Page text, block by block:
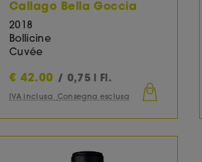
Callago Bella Goccia
2018
Bollicine
Cuvée
€ 42.00 / 0,75 l Fl.
IVA inclusa Consegna esclusa